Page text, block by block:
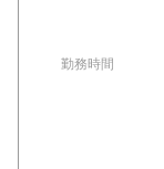
勤務時間